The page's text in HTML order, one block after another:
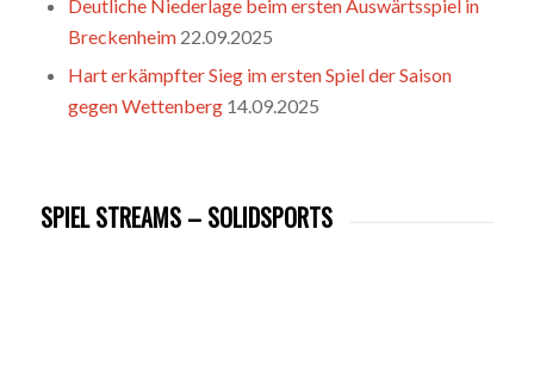
Deutliche Niederlage beim ersten Auswärtsspiel in
Breckenheim 22.09.2025
Hart erkämpfter Sieg im ersten Spiel der Saison
gegen Wettenberg 14.09.2025
SPIEL STREAMS – SOLIDSPORTS